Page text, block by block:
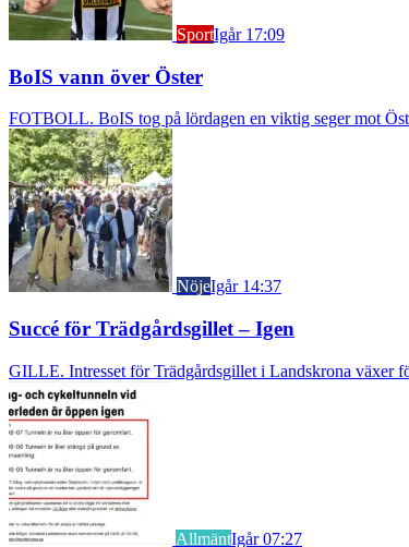
SportIgår 17:09
BoIS vann över Öster
FOTBOLL. BoIS tog på lördagen en viktig seger mot
NöjeIgår 14:37
Succé för Trädgårdsgillet – Igen
GILLE. Intresset för Trädgårdsgillet i Landskrona växer
AllmäntIgår 07:27